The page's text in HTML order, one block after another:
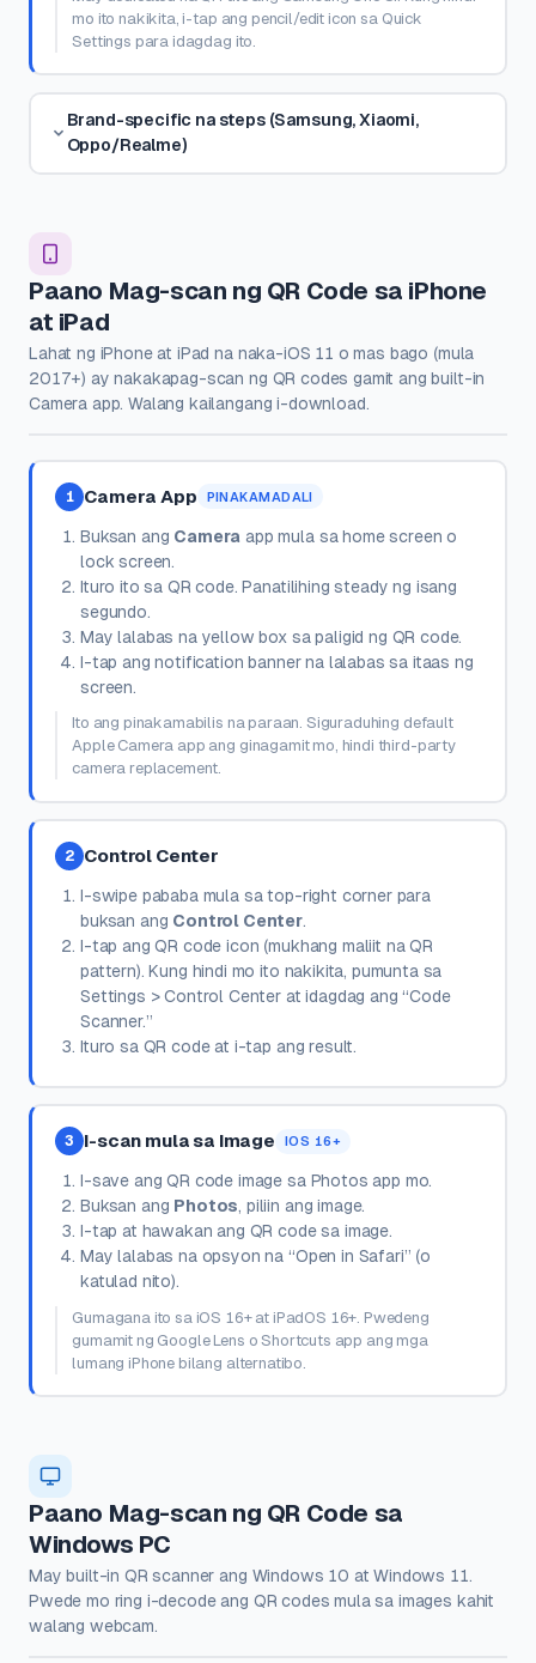
mo ito nakikita, i-tap ang pencil/edit icon sa Quick
Settings para idagdag ito.
Brand-specific na steps (Samsung, Xiaomi,
Oppo/Realme)
Paano Mag-scan ng QR Code sa iPhone
at iPad
Lahat ng iPhone at iPad na naka-iOS 11 o mas bago (mula
2017+) ay nakakapag-scan ng QR codes gamit ang built-in
Camera app. Walang kailangang i-download.
1 Camera App PINAKAMADALI
Buksan ang Camera app mula sa home screen o
lock screen.
Ituro ito sa QR code. Panatilihing steady ng isang
segundo.
May lalabas na yellow box sa paligid ng QR code.
I-tap ang notification banner na lalabas sa itaas ng
screen.
Ito ang pinakamabilis na paraan. Siguraduhing default
Apple Camera app ang ginagamit mo, hindi third-party
camera replacement.
2 Control Center
I-swipe pababa mula sa top-right corner para
buksan ang Control Center.
I-tap ang QR code icon (mukhang maliit na QR
pattern). Kung hindi mo ito nakikita, pumunta sa
Settings > Control Center at idagdag ang “Code
Scanner.”
Ituro sa QR code at i-tap ang result.
3 I-scan mula sa Image IOS 16+
I-save ang QR code image sa Photos app mo.
Buksan ang Photos, piliin ang image.
I-tap at hawakan ang QR code sa image.
May lalabas na opsyon na “Open in Safari” (o
katulad nito).
Gumagana ito sa iOS 16+ at iPadOS 16+. Pwedeng
gumamit ng Google Lens o Shortcuts app ang mga
lumang iPhone bilang alternatibo.
Paano Mag-scan ng QR Code sa
Windows PC
May built-in QR scanner ang Windows 10 at Windows 11.
Pwede mo ring i-decode ang QR codes mula sa images kahit
walang webcam.